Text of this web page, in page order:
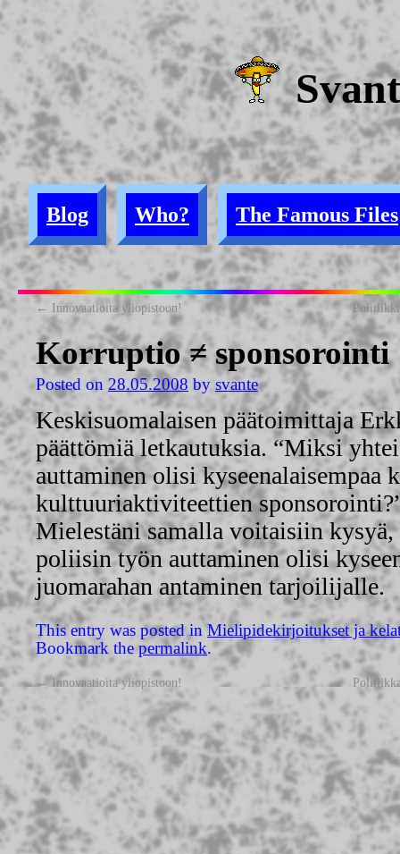
Blog Who? The Famous Files
← Innovaatioita yliopistoon!
Korruptio ≠ sponsorointi
Posted on 28.05.2008 by svante
Keskisuomalaisen päätoimittaja
päättömiä letkautuksia. “Miksi
auttaminen olisi kyseenalaisempaa
kulttuuriaktiviteettien
Mielestäni samalla voitaisiin
poliisin työn auttaminen olisi
juomarahan antaminen tarjoilijalle.
This entry was posted inMielipidekirjoitukset ja
Bookmark thepermalink.
←Innovaatioita yliopistoon!